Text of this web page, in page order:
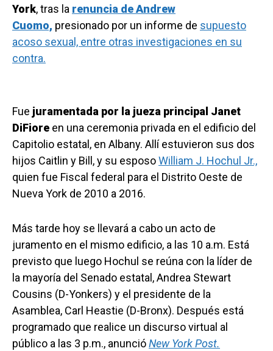
York, tras la renuncia de Andrew
Cuomo, presionado por un informe de supuesto
acoso sexual, entre otras investigaciones en su
contra.
Fue juramentada por la jueza principal Janet
DiFiore en una ceremonia privada en el edificio del
Capitolio estatal, en Albany. Allí estuvieron sus dos
hijos Caitlin y Bill, y su esposoWilliam J. Hochul Jr.,
quien fue Fiscal federal para el Distrito Oeste de
Nueva York de 2010 a 2016.
Más tarde hoy se llevará a cabo un acto de
juramento en el mismo edificio, a las 10 a.m. Está
previsto que luego Hochul se reúna con la líder de
la mayoría del Senado estatal, Andrea Stewart
Cousins ​​(D-Yonkers) y el presidente de la
Asamblea, Carl Heastie (D-Bronx). Después está
programado que realice un discurso virtual al
público a las 3 p.m., anuncióNew York Post.